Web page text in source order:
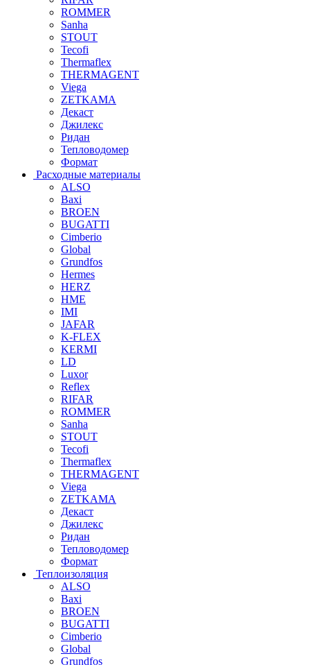
ROMMER
Sanha
STOUT
Tecofi
Thermaflex
THERMAGENT
Viega
ZETKAMA
Декаст
Джилекс
Ридан
Тепловодомер
Формат
Расходные материалы
ALSO
Baxi
BROEN
BUGATTI
Cimberio
Global
Grundfos
Hermes
HERZ
HME
IMI
JAFAR
K-FLEX
KERMI
LD
Luxor
Reflex
RIFAR
ROMMER
Sanha
STOUT
Tecofi
Thermaflex
THERMAGENT
Viega
ZETKAMA
Декаст
Джилекс
Ридан
Тепловодомер
Формат
Теплоизоляция
ALSO
Baxi
BROEN
BUGATTI
Cimberio
Global
Grundfos